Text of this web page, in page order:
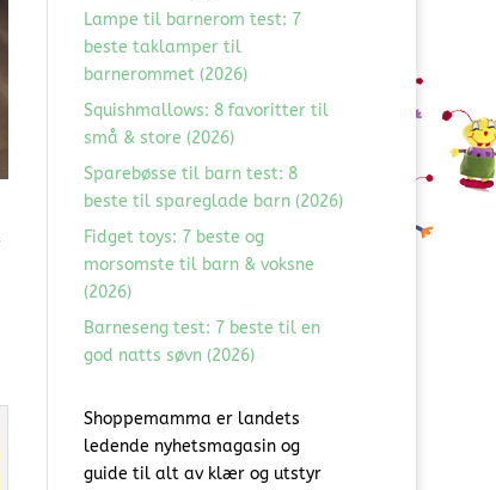
Lampe til barnerom test: 7
beste taklamper til
barnerommet (2026)
Squishmallows: 8 favoritter til
små & store (2026)
Sparebøsse til barn test: 8
beste til spareglade barn (2026)
Fidget toys: 7 beste og
morsomste til barn & voksne
(2026)
Barneseng test: 7 beste til en
god natts søvn (2026)
Shoppemamma er landets
ledende nyhetsmagasin og
guide til alt av klær og utstyr